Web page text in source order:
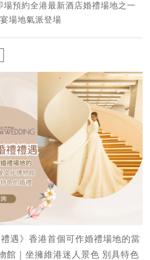
預約全港最新酒店婚禮場地之一
場地氣派登場
禮遇》香港首個可作婚禮場地的當
館｜坐擁維港迷人景色 別具特色